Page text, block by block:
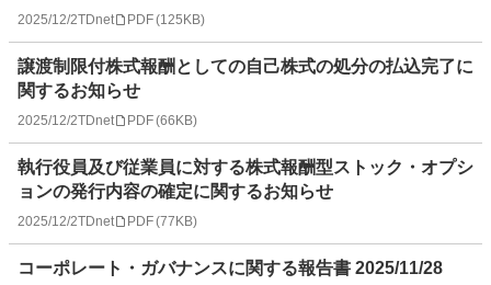
2025/12/2TDnet PDF(125KB)
譲渡制限付株式報酬としての自己株式の処分の払込完了に
関するお知らせ
2025/12/2TDnet PDF(66KB)
執行役員及び従業員に対する株式報酬型ストック・オプシ
ョンの発行内容の確定に関するお知らせ
2025/12/2TDnet PDF(77KB)
コーポレート・ガバナンスに関する報告書 2025/11/28